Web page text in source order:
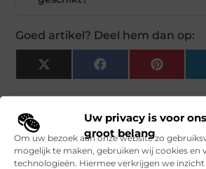
Uw privacy is voor
groot belang
Om uw bezoek aan onze website zo
mogelijk te maken, gebruiken wij cookies en
technologieën. Hiermee verkrijgen we
Goed artikel? Deel hem dan op:
X
(Twitter)
Facebook
Tags en Categorieën:
Boeken en Tijdschriften
DEEL DIT: